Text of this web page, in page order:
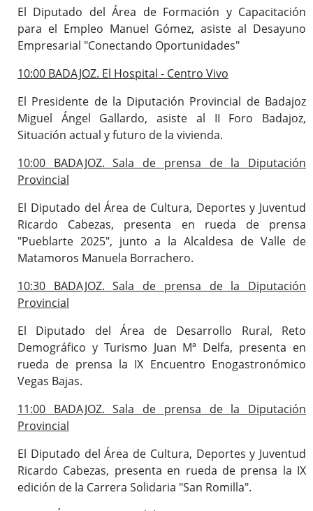
El Diputado del Área de Formación y Capacitación
para el Empleo Manuel Gómez, asiste al Desayuno
Empresarial "Conectando Oportunidades"
10:00 BADAJOZ. El Hospital - Centro Vivo
El Presidente de la Diputación Provincial de Badajoz
Miguel Ángel Gallardo, asiste al II Foro Badajoz,
Situación actual y futuro de la vivienda.
10:00 BADAJOZ. Sala de prensa de la Diputación
Provincial
El Diputado del Área de Cultura, Deportes y Juventud
Ricardo Cabezas, presenta en rueda de prensa
"Pueblarte 2025", junto a la Alcaldesa de Valle de
Matamoros Manuela Borrachero.
10:30 BADAJOZ. Sala de prensa de la Diputación
Provincial
El Diputado del Área de Desarrollo Rural, Reto
Demográfico y Turismo Juan Mª Delfa, presenta en
rueda de prensa la IX Encuentro Enogastronómico
Vegas Bajas.
11:00 BADAJOZ. Sala de prensa de la Diputación
Provincial
El Diputado del Área de Cultura, Deportes y Juventud
Ricardo Cabezas, presenta en rueda de prensa la IX
edición de la Carrera Solidaria "San Romilla".